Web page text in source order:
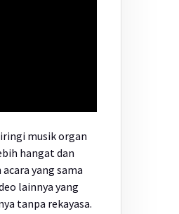
musik organ
hangat dan
yang sama
lainnya yang
tanpa rekayasa.